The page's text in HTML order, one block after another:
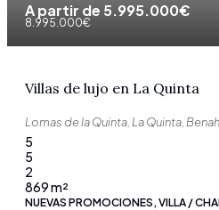
A partir de 5.995.000€
8.995.000€
Villas de lujo en La Quinta
Lomas de la Quinta, La Quinta,
5
5
2
869m²
NUEVAS PROMOCIONES, VILLA /